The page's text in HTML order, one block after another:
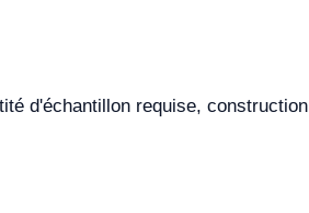
d'échantillon requise, construction